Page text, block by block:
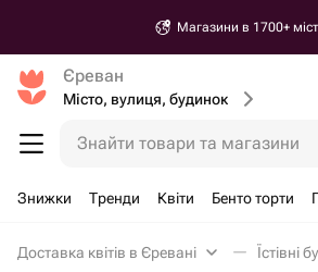
Магазини в 1700+
Єреван
Місто, вулиця, будинок
Знайти товари та магазини
Знижки Тренди Квіти Бенто торти
Доставка квітів в Єревані Їстівні